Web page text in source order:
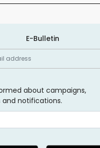
E-Bulletin
about campaigns,
notifications.